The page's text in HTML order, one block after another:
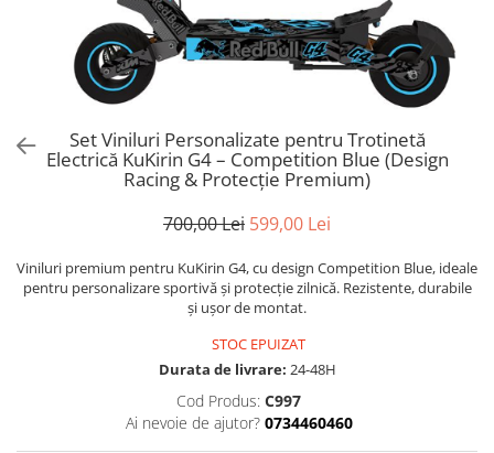
Trotinete Peste 3000 Lei
Trotinete cu Scaun
Trotinete cu Cheie
Trotinete cu Baterie Detașabilă
Trotinete cu Cheie
Trotinete cu Suspensii
Trotinete cu Ghidon Reglabil
ATV 200cc
ATV 1000W
ATV 1500W
Suporturi pentru telefon
Oglinzi retrovizoare
Ornamente, stickere & viniluri
Iluminare decorativă
Protecții la coliziune
KuKirin G3
KuKirin G2 Master
KuKirin G1 Pro
KuKirin V2
KuKirin S1 Max
KuKirin G2 Ultra
KuKirin T3
Set Viniluri Personalizate pentru Trotinetă
Electrică KuKirin G4 – Competition Blue (Design
Racing & Protecție Premium)
700,00 Lei 599,00 Lei
Viniluri premium pentru KuKirin G4, cu design Competition Blue, ideale
pentru personalizare sportivă și protecție zilnică. Rezistente, durabile
și ușor de montat.
STOC EPUIZAT
Durata de livrare: 24-48H
Cod Produs: C997
Ai nevoie de ajutor? 0734460460